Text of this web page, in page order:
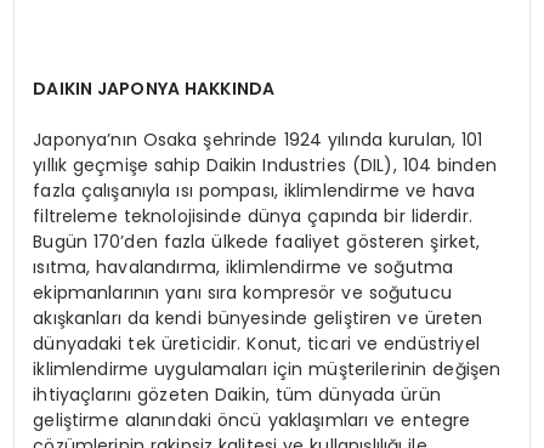
DAIKIN JAPONYA HAKKINDA
Japonya’nın Osaka şehrinde 1924 yılında kurulan, 101
yıllık geçmişe sahip Daikin Industries (DIL), 104 binden
fazla çalışanıyla ısı pompası, iklimlendirme ve hava
filtreleme teknolojisinde dünya çapında bir liderdir.
Bugün 170’den fazla ülkede faaliyet gösteren şirket,
ısıtma, havalandırma, iklimlendirme ve soğutma
ekipmanlarının yanı sıra kompresör ve soğutucu
akışkanları da kendi bünyesinde geliştiren ve üreten
dünyadaki tek üreticidir. Konut, ticari ve endüstriyel
iklimlendirme uygulamaları için müşterilerinin değişen
ihtiyaçlarını gözeten Daikin, tüm dünyada ürün
geliştirme alanındaki öncü yaklaşımları ve entegre